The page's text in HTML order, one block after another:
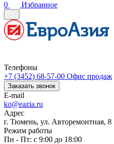
0
Избранное
Телефоны
+7 (3452) 68-57-00 Офис продаж
Заказать звонок
E-mail
ko@eazia.ru
Адрес
г. Тюмень, ул. Авторемонтная, 8
Режим работы
Пн - Пт: с 9:00 до 18:00